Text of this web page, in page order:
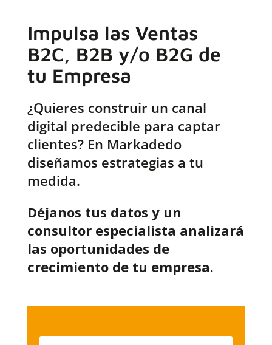
Impulsa las Ventas
B2C, B2B y/o B2G de
tu Empresa
¿Quieres construir un canal
digital predecible para captar
clientes? En Markadedo
diseñamos estrategias a tu
medida.
Déjanos tus datos y un
consultor especialista analizará
las oportunidades de
crecimiento de tu empresa.